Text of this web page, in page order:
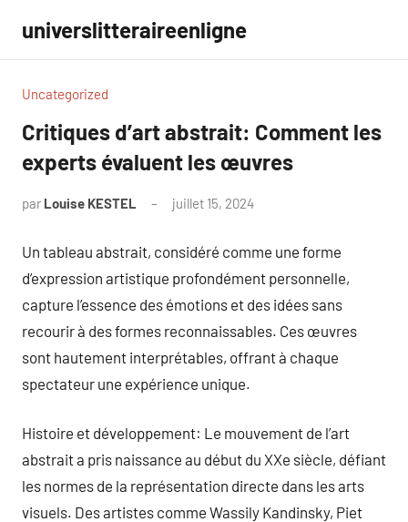
contenu
universlitteraireenligne
Uncategorized
Critiques d’art abstrait: Comment les
experts évaluent les œuvres
par Louise KESTEL juillet 15, 2024
Un tableau abstrait, considéré comme une forme
d’expression artistique profondément personnelle,
capture l’essence des émotions et des idées sans
recourir à des formes reconnaissables. Ces œuvres
sont hautement interprétables, offrant à chaque
spectateur une expérience unique.
Histoire et développement: Le mouvement de l’art
abstrait a pris naissance au début du XXe siècle, défiant
les normes de la représentation directe dans les arts
visuels. Des artistes comme Wassily Kandinsky, Piet